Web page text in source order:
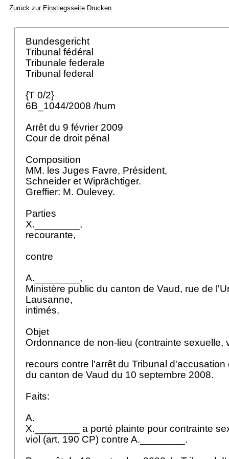
Zurück zur Einstiegsseite Drucken
Bundesgericht
Tribunal fédéral
Tribunale federale
Tribunal federal
{T 0/2}
6B_1044/2008 /hum
Arrêt du 9 février 2009
Cour de droit pénal
Composition
MM. les Juges Favre, Président,
Schneider et Wiprächtiger.
Greffier: M. Oulevey.
Parties
X.________,
recourante,
contre
A.________,
Ministère public du canton de Vaud, rue de
Lausanne,
intimés.
Objet
Ordonnance de non-lieu (contrainte sexuelle,
recours contre l'arrêt du Tribunal
du canton de Vaud du 10 septembre 2008.
Faits:
A.
X.________ a porté plainte pour contrainte
viol (art. 190 CP) contre A.________.